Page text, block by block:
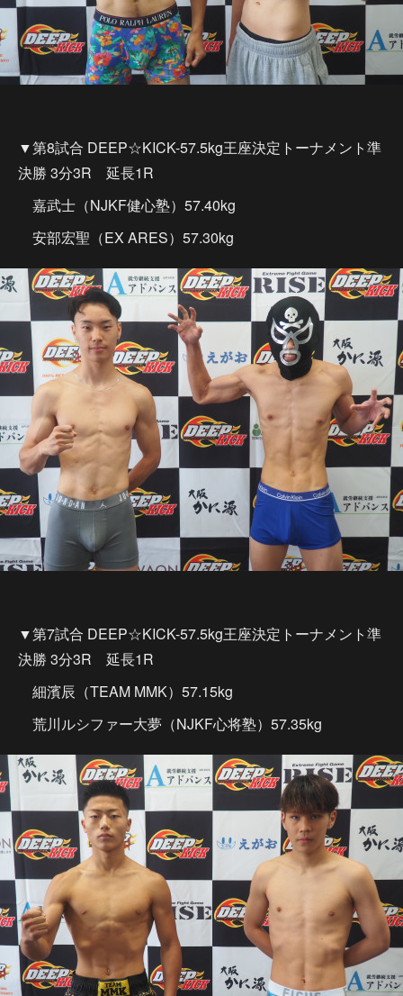
▼第8試合 DEEP☆KICK-57.5kg王座決定トーナメント準
決勝 3分3R 延長1R
嘉武士（NJKF健心塾）57.40kg
安部宏聖（EX ARES）57.30kg
▼第7試合 DEEP☆KICK-57.5kg王座決定トーナメント準
決勝 3分3R 延長1R
細濱辰（TEAM MMK）57.15kg
荒川ルシファー大夢（NJKF心将塾）57.35kg